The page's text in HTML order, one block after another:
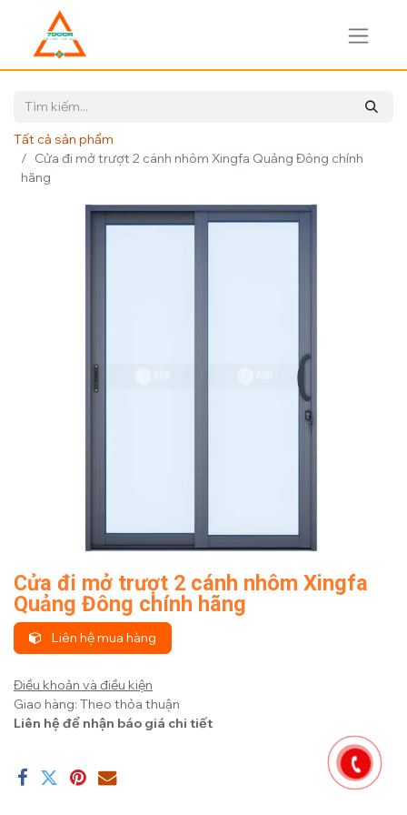
Tất cả sản phẩm
Cửa đi mở trượt 2 cánh nhôm Xingfa Quảng Đông chính
hãng
Cửa đi mở trượt 2 cánh nhôm Xingfa
Quảng Đông chính hãng
Liên hệ mua hàng
Điều khoản và điều kiện
Giao hàng: Theo thỏa thuận
Liên hệ để nhận báo giá chi tiết